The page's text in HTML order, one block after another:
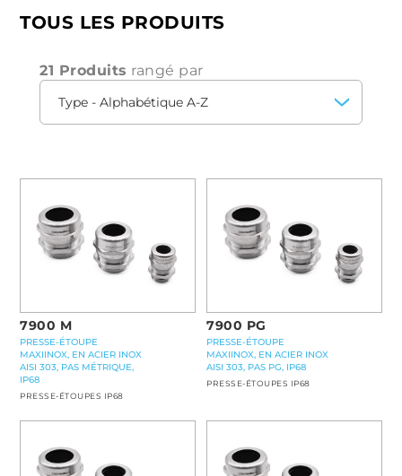
TOUS LES PRODUITS
21 Produits rangé par
7900 M
PRESSE-ÉTOUPE
MAXIINOX, EN ACIER INOX
AISI 303, PAS MÉTRIQUE,
IP68
PRESSE-ÉTOUPES IP68
7900 PG
PRESSE-ÉTOUPE
MAXIINOX, EN ACIER INOX
AISI 303, PAS PG, IP68
PRESSE-ÉTOUPES IP68